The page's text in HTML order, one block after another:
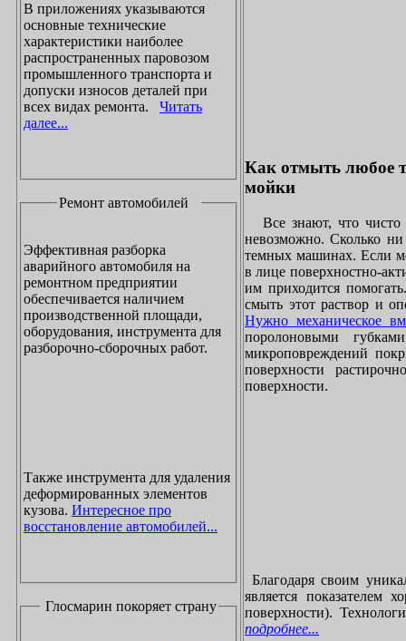
В приложениях указываются
основные технические
характеристики наиболее
распространенных паровозом
промышленного транспорта и
допуски износов деталей при
всех видах ремонта. Читать
далее...
Ремонт автомобилей
Эффективная разборка
аварийного автомобиля на
ремонтном предприятии
обеспечивается наличием
производственной площади,
оборудования, инструмента для
разборочно-сборочных работ.
Также инструмента для удаления
деформированных элементов
кузова. Интересное про
восстановление автомобилей...
Глосмарин покоряет страну
Как отмыть любое
мойки
Все знают, что чисто
невозможно. Сколько
темных машинах. Если
в лице поверхностно-
им приходится
смыть этот раствор и
Нужно механическое
поролоновыми
микроповреждений
поверхности
поверхности.
Благодаря своим
является показателем
поверхности).
подробнее...